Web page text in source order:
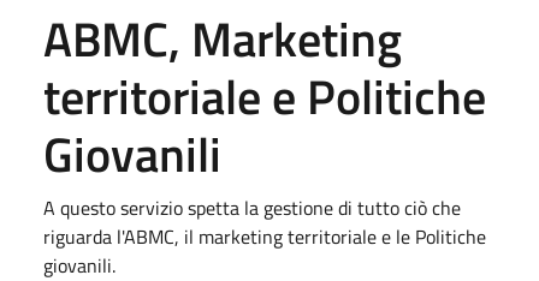
ABMC, Marketing
territoriale e Politiche
Giovanili
A questo servizio spetta la gestione di tutto ciò che
riguarda l'ABMC, il marketing territoriale e le Politiche
giovanili.